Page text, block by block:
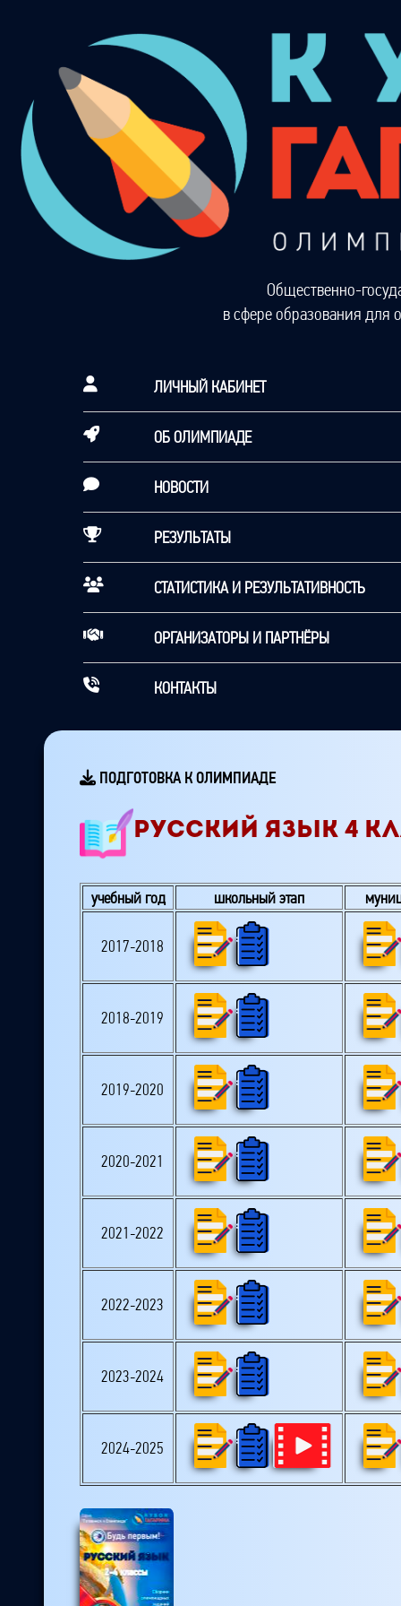
Общественно-
в сфере образования для
ЛИЧНЫЙ КАБИНЕТ
ОБ ОЛИМПИАДЕ
НОВОСТИ
РЕЗУЛЬТАТЫ
СТАТИСТИКА И РЕЗУЛЬТАТИВНОСТЬ
ОРГАНИЗАТОРЫ И ПАРТНЁРЫ
КОНТАКТЫ
ПОДГОТОВКА К ОЛИМПИАДЕ
РУССКИЙ ЯЗЫК 4
учебный год школьный этап
2017-2018
2018-2019
2019-2020
2020-2021
2021-2022
2022-2023
2023-2024
2024-2025